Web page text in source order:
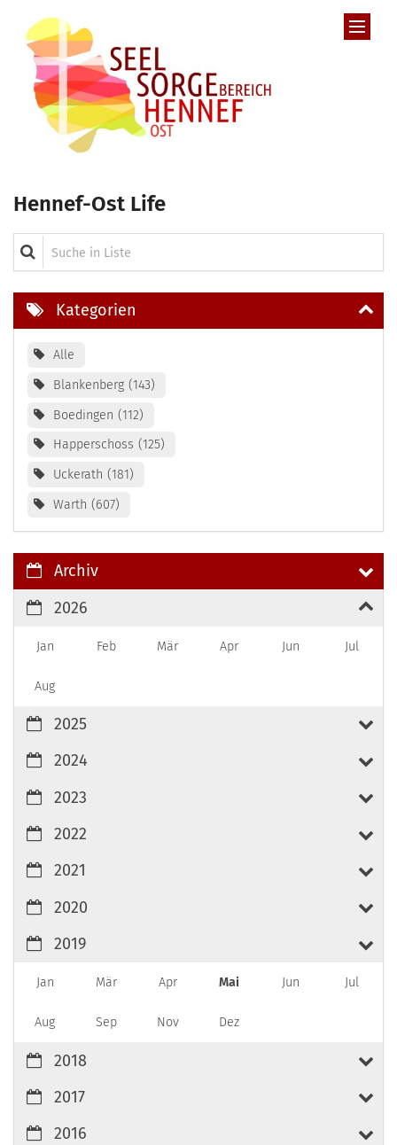
Hennef-Ost Life
Suche in Liste
Kategorien
Alle
Blankenberg
143
Boedingen
112
Happerschoss
125
Uckerath
181
Warth
607
Archiv
2026
Jan Feb Mär Apr Jun Jul
Aug
2025
2024
2023
2022
2021
2020
2019
Jan Mär Apr Mai Jun Jul
Aug Sep Nov Dez
2018
2017
2016